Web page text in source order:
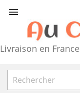

Livraison en France